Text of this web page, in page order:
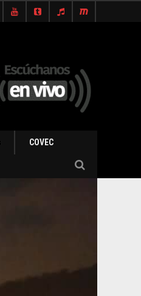
COVEC